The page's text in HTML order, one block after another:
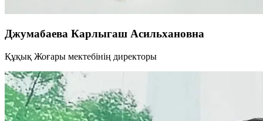
Джумабаева Карлыгаш Асильхановна
Құқық Жоғары мектебінің директоры